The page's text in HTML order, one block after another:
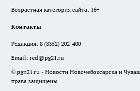
Возрастная категория сайта: 16+
Контакты
Редакция: 8 (8352) 202-400
Email: red@pg21.ru
© pgn21.ru - Новости Новочебоксарска и
права защищены.